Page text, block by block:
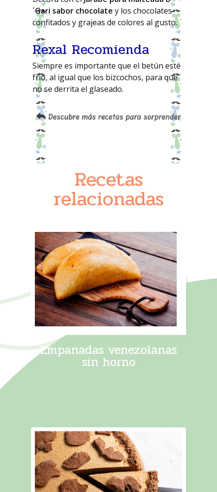
´Gari sabor chocolate y los chocolates
confitados y grajeas de colores al gusto.
Rexal Recomienda
Siempre es importante que el betún esté
frío, al igual que los bizcochos, para que
no se derrita el glaseado.
Recetas
relacionadas
Empanadas venezolanas
sin horno